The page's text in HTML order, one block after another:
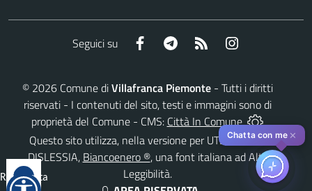
Seguici su Facebook Telegram RSS
© 2026 Comune diVillafranca Piemonte - Tutti i diritti
riservati - I contenuti del sito, testi e immagini sono di
proprietà del Comune - CMS: Città In Comune
Questo sito utilizza, nella versione per UTENTI CON
DISLESSIA, Biancoenero ®, una font italiana ad Alta
Leggibilità.
Reimposta
Chatta con me ✕